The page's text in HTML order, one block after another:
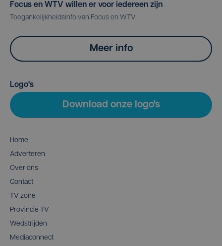
Focus en WTV willen er voor iedereen zijn
Toegankelijkheidsinfo van Focus en WTV
Meer info
Logo's
Download onze logo's
Home
Adverteren
Over ons
Contact
TV zone
Provincie TV
Wedstrijden
Mediaconnect